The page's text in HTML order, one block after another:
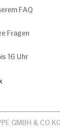
FAQ
Fragen
16 Uhr
GMBH & CO